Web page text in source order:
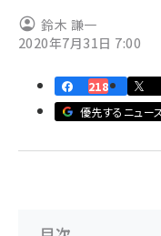
llmo (1161)
鈴木 謙一
2020年7月31日 7:00
218
優先するニュー